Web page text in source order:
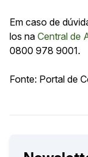
Em caso de
los na Central de
0800 978 9001.
Fonte: Portal de